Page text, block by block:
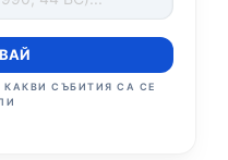
СЪБИТИЯ СА СЕ